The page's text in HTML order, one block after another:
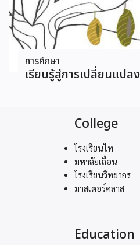
การศึกษา
เรียนรู้สู่การเปลี่ยนแปลง
College
โรงเรียนไท
มหาลัยเถื่อน
โรงเรียนวิทยากร
มาสเตอร์คลาส
Education